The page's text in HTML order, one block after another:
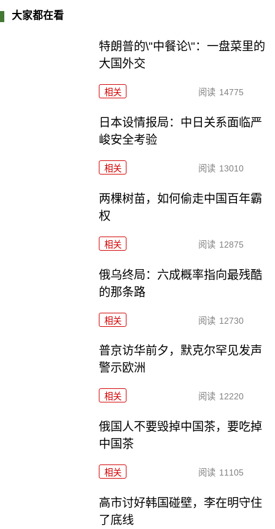
大家都在看
特朗普的\"中餐论\"：一盘菜里的
大国外交
相关 阅读 14775
日本设情报局：中日关系面临严
峻安全考验
相关 阅读 13010
两棵树苗，如何偷走中国百年霸
权
相关 阅读 12875
俄乌终局：六成概率指向最残酷
的那条路
相关 阅读 12730
普京访华前夕，默克尔罕见发声
警示欧洲
相关 阅读 12220
俄国人不要毁掉中国茶，要吃掉
中国茶
相关 阅读 11105
高市讨好韩国碰壁，李在明守住
了底线